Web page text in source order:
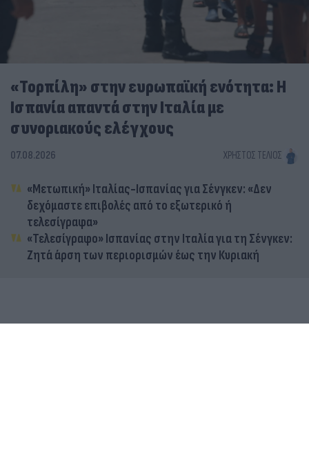
«Τορπίλη» στην ευρωπαϊκή ενότητα: Η
Ισπανία απαντά στην Ιταλία με
συνοριακούς ελέγχους
07.08.2026 ΧΡΉΣΤΟΣ ΤΈΛΙΟΣ
«Μετωπική» Ιταλίας-Ισπανίας για Σένγκεν: «Δεν
δεχόμαστε επιβολές από το εξωτερικό ή
τελεσίγραφα»
«Τελεσίγραφο» Ισπανίας στην Ιταλία για τη Σένγκεν:
Ζητά άρση των περιορισμών έως την Κυριακή